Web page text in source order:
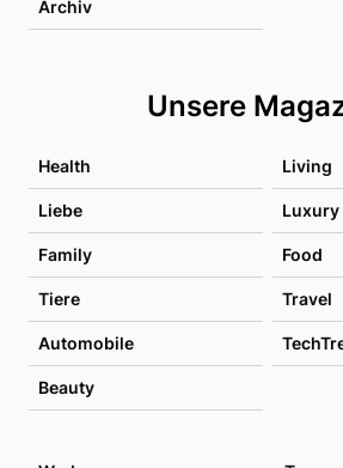
Archiv
Unsere
Health Living
Liebe Luxury
Family Food
Tiere Travel
Automobile
Beauty